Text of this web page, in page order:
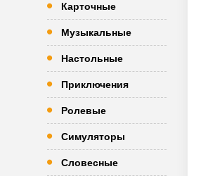
Карточные
Музыкальные
Настольные
Приключения
Ролевые
Симуляторы
Словесные